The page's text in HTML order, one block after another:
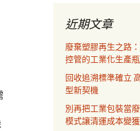
近期文章
廢棄塑膠再生之路
控管的工業化生產
回收追溯標準確立
型新契機
別再把工業包裝當
模式讓清運成本變